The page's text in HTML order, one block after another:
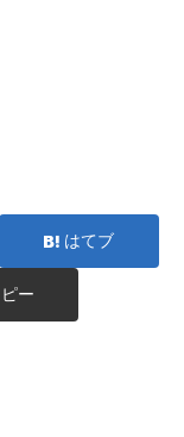
はてブ
ー